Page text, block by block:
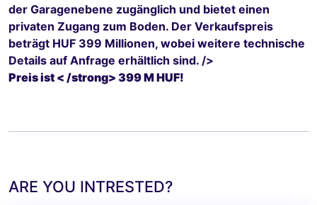
der Garagenebene zugänglich und bietet einen
privaten Zugang zum Boden. Der Verkaufspreis
beträgt HUF 399 Millionen, wobei weitere technische
Details auf Anfrage erhältlich sind. />
Preis ist < /strong> 399 M HUF!
ARE YOU INTRESTED?